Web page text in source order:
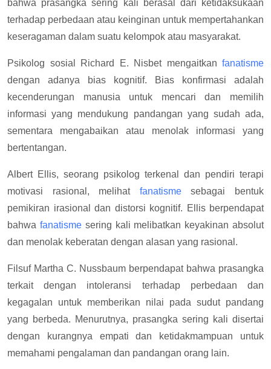
bahwa prasangka sering kali berasal dari ketidaksukaan
terhadap perbedaan atau keinginan untuk mempertahankan
keseragaman dalam suatu kelompok atau masyarakat.
Psikolog sosial Richard E. Nisbet mengaitkan fanatisme
dengan adanya bias kognitif. Bias konfirmasi adalah
kecenderungan manusia untuk mencari dan memilih
informasi yang mendukung pandangan yang sudah ada,
sementara mengabaikan atau menolak informasi yang
bertentangan.
Albert Ellis, seorang psikolog terkenal dan pendiri terapi
motivasi rasional, melihat fanatismesebagai bentuk
pemikiran irasional dan distorsi kognitif. Ellis berpendapat
bahwa fanatismesering kali melibatkan keyakinan absolut
dan menolak keberatan dengan alasan yang rasional.
Filsuf Martha C. Nussbaum berpendapat bahwa prasangka
terkait dengan intoleransi terhadap perbedaan dan
kegagalan untuk memberikan nilai pada sudut pandang
yang berbeda. Menurutnya, prasangka sering kali disertai
dengan kurangnya empati dan ketidakmampuan untuk
memahami pengalaman dan pandangan orang lain.